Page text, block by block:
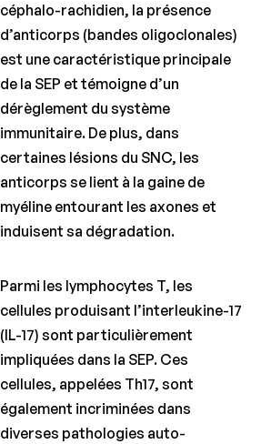
céphalo-rachidien, la présence
d’anticorps (bandes oligoclonales)
est une caractéristique principale
de la SEP et témoigne d’un
dérèglement du système
immunitaire. De plus, dans
certaines lésions du SNC, les
anticorps se lient à la gaine de
myéline entourant les axones et
induisent sa dégradation.
Parmi les lymphocytes T, les
cellules produisant l’interleukine-17
(IL-17) sont particulièrement
impliquées dans la SEP. Ces
cellules, appelées Th17, sont
également incriminées dans
diverses pathologies auto-